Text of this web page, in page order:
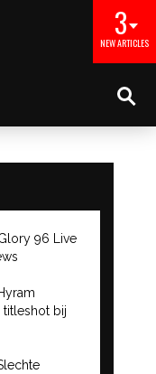
3
NEW ARTICLES
96 Live
titleshot bij